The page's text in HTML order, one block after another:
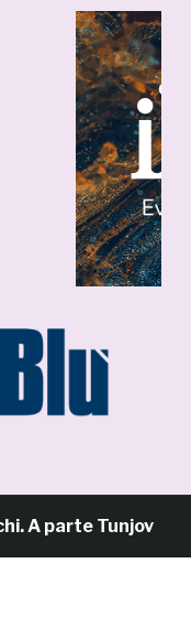
parte Tunjov